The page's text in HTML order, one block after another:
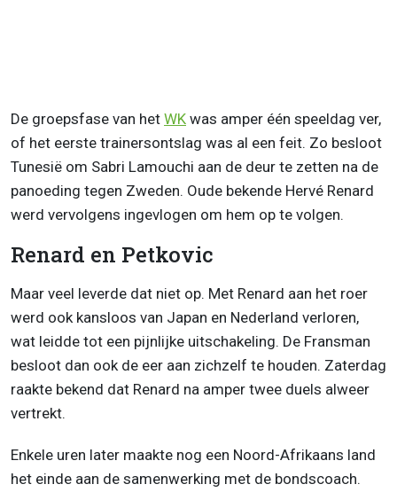
De groepsfase van het WK was amper één speeldag ver,
of het eerste trainersontslag was al een feit. Zo besloot
Tunesië om Sabri Lamouchi aan de deur te zetten na de
panoeding tegen Zweden. Oude bekende Hervé Renard
werd vervolgens ingevlogen om hem op te volgen.
Renard en Petkovic
Maar veel leverde dat niet op. Met Renard aan het roer
werd ook kansloos van Japan en Nederland verloren,
wat leidde tot een pijnlijke uitschakeling. De Fransman
besloot dan ook de eer aan zichzelf te houden. Zaterdag
raakte bekend dat Renard na amper twee duels alweer
vertrekt.
Enkele uren later maakte nog een Noord-Afrikaans land
het einde aan de samenwerking met de bondscoach.